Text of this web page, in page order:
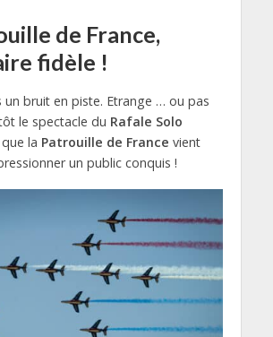
de France,
fidèle !
un bruit en piste. Etrange … ou pas
le spectacle du Rafale Solo
la Patrouille de France vient
un public conquis !